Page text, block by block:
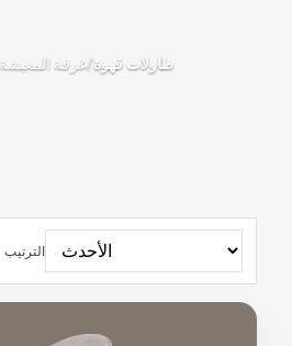
غرفة المعيشة/طاولات قهوة
الترتيب